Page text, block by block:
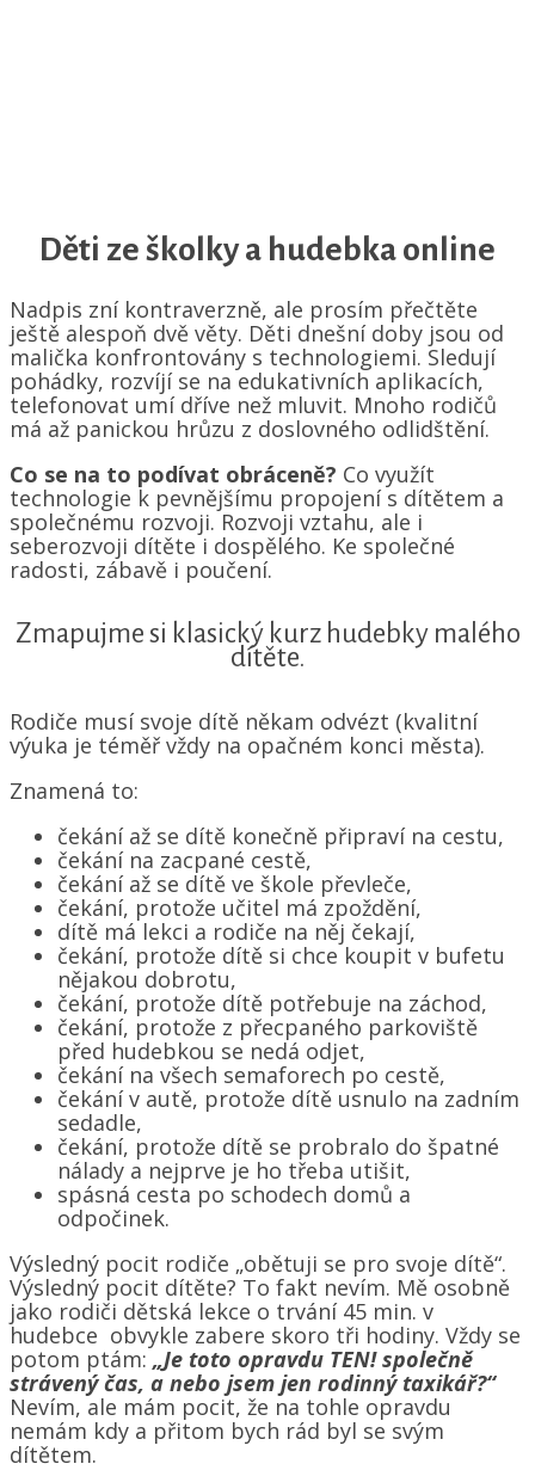
Děti ze školky a hudebka online
Nadpis zní kontraverzně, ale prosím přečtěte
ještě alespoň dvě věty. Děti dnešní doby jsou od
malička konfrontovány s technologiemi. Sledují
pohádky, rozvíjí se na edukativních aplikacích,
telefonovat umí dříve než mluvit. Mnoho rodičů
má až panickou hrůzu z doslovného odlidštění.
Co se na to podívat obráceně? Co využít
technologie k pevnějšímu propojení s dítětem a
společnému rozvoji. Rozvoji vztahu, ale i
seberozvoji dítěte i dospělého. Ke společné
radosti, zábavě i poučení.
Zmapujme si klasický kurz hudebky malého
dítěte.
Rodiče musí svoje dítě někam odvézt (kvalitní
výuka je téměř vždy na opačném konci města).
Znamená to:
čekání až se dítě konečně připraví na cestu,
čekání na zacpané cestě,
čekání až se dítě ve škole převleče,
čekání, protože učitel má zpoždění,
dítě má lekci a rodiče na něj čekají,
čekání, protože dítě si chce koupit v bufetu
nějakou dobrotu,
čekání, protože dítě potřebuje na záchod,
čekání, protože z přecpaného parkoviště
před hudebkou se nedá odjet,
čekání na všech semaforech po cestě,
čekání v autě, protože dítě usnulo na zadním
sedadle,
čekání, protože dítě se probralo do špatné
nálady a nejprve je ho třeba utišit,
spásná cesta po schodech domů a
odpočinek.
Výsledný pocit rodiče „obětuji se pro svoje dítě“.
Výsledný pocit dítěte? To fakt nevím. Mě osobně
jako rodiči dětská lekce o trvání 45 min. v
hudebce obvykle zabere skoro tři hodiny. Vždy se
potom ptám: „Je toto opravdu TEN! společně
strávený čas, a nebo jsem jen rodinný taxikář?“
Nevím, ale mám pocit, že na tohle opravdu
nemám kdy a přitom bych rád byl se svým
dítětem.